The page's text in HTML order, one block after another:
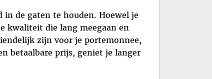
de gaten te houden. Hoewel je
kwaliteit die lang meegaan en
zijn voor je portemonnee,
betaalbare prijs, geniet je langer